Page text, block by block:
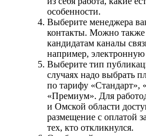
особенности.
Выберите менеджера
контакты. Можно также
кандидатам каналы
например,
Выберите тип
случаях надо выбрать
по тарифу «Стандарт»,
«Премиум». Для
и Омской области
размещение с оплатой
тех, кто откликнулся.